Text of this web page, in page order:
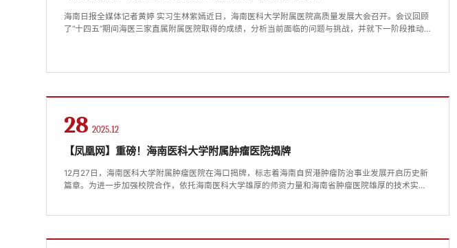
海南日报全媒体记者黄婷 实习生林紫嫣近日，海南医科大学附属医院高质量发展大会召开。会议回顾
了“十四五”期间海医三家直属附属医院取得的成绩，分析当前面临的问题与挑战，并就下一阶段推动
28 2025.12
【凤凰网】重磅！海南医科大学附属肿瘤医院揭牌
12月27日，海南医科大学附属肿瘤医院在海口揭牌，标志着海南自贸港肿瘤防治事业发展开启历史新
篇章。为进一步加强校院合作，依托海南医科大学雄厚的师资力量和海南省肿瘤医院雄厚的技术实